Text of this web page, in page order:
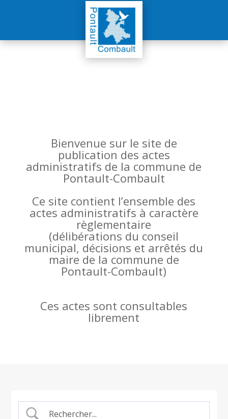
Bienvenue sur le site de
publication des actes
administratifs de la commune de
Pontault-Combault
Ce site contient l’ensemble des
actes administratifs à caractère
règlementaire
(délibérations du conseil
municipal, décisions et arrêtés du
maire de la commune de
Pontault-Combault)
Ces actes sont consultables
librement